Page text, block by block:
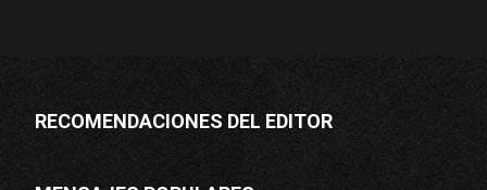
RECOMENDACIONES DEL EDITOR